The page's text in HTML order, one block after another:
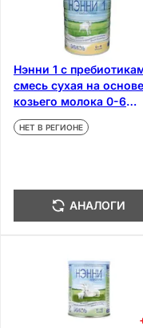
Нэнни 1 с
смесь сухая на основе
козьего молока 0-6
месяцев 400 г
НЕТ В РЕГИОНЕ
АНАЛОГИ